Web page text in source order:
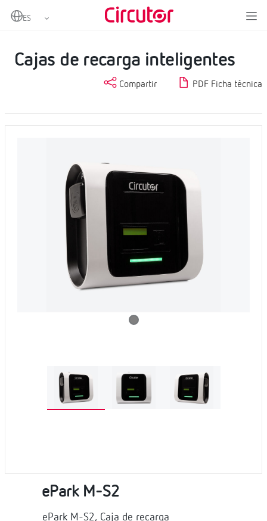
Home
Cargadores de pared
Cajas de recarga inteligentes
Compartir PDF Ficha técnica
ePark M-S2
ePark M-S2, Caja de recarga